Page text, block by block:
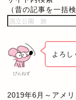
（昔の記事を一括
ぴんねず
よろし
2019年6月～アメ